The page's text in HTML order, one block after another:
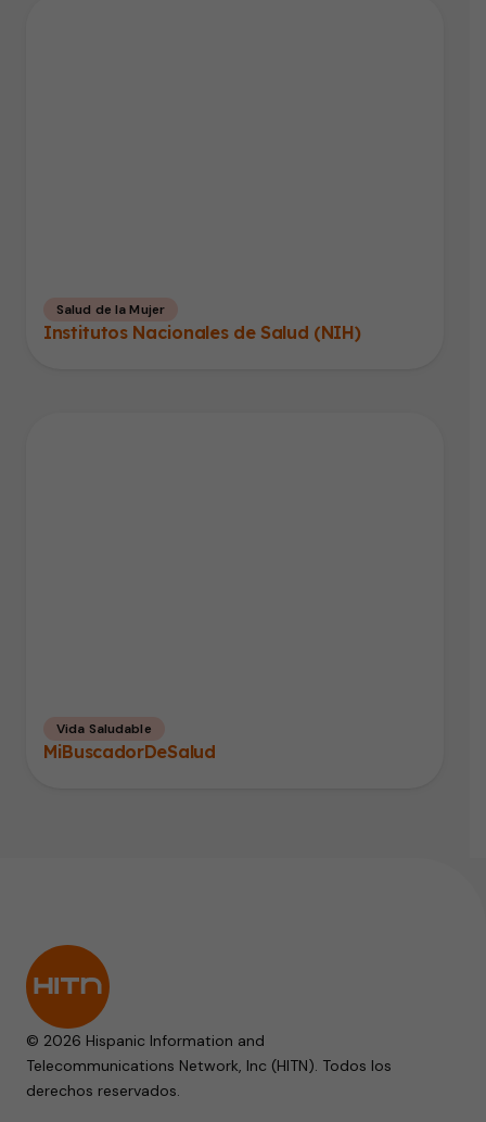
Salud de la Mujer
Institutos Nacionales de Salud (NIH)
Vida Saludable
MiBuscadorDeSalud
© 2026 Hispanic Information and
Telecommunications Network, Inc (HITN). Todos los
derechos reservados.